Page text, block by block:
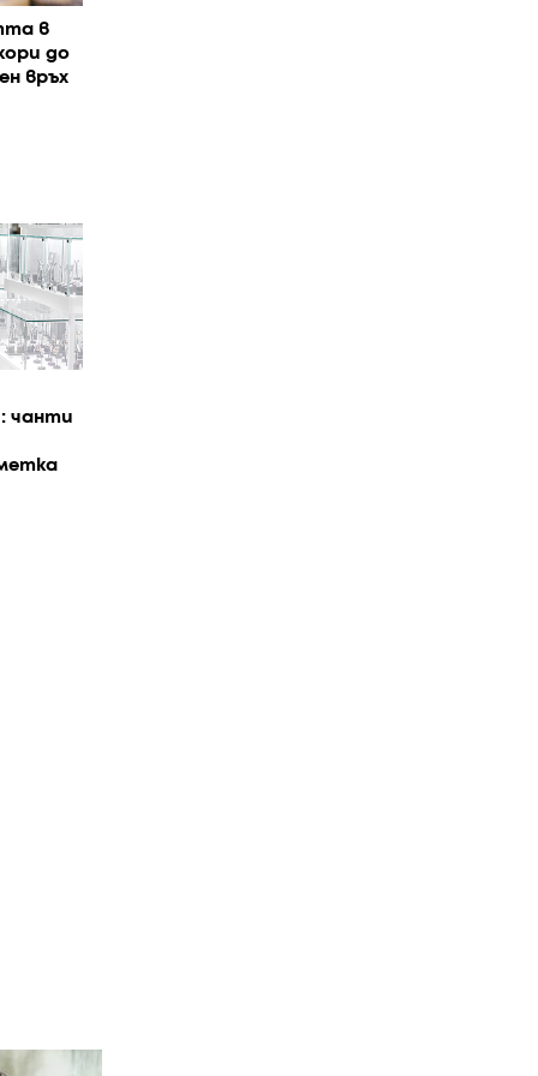
в
до
връх
чанти